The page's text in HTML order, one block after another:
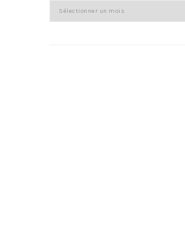
Archives